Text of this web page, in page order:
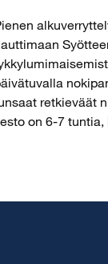
retkieväät
on 6-7